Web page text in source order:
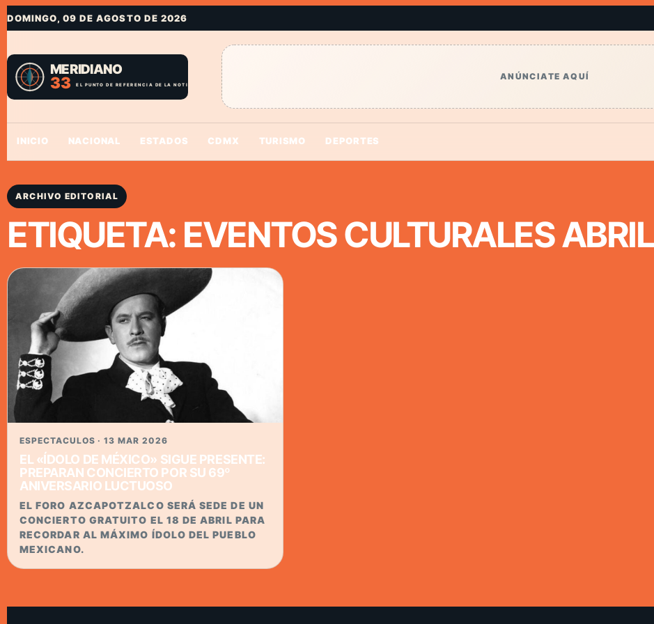
DOMINGO, 09 DE AGOSTO DE 2026
ANÚNCIATE AQUÍ
INICIO NACIONAL ESTADOS CDMX TURISMO DEPORTES
ARCHIVO EDITORIAL
ETIQUETA: EVENTOS CULTURALES ABRIL
ESPECTACULOS · 13 MAR 2026
EL «ÍDOLO DE MÉXICO» SIGUE PRESENTE:
PREPARAN CONCIERTO POR SU 69º
ANIVERSARIO LUCTUOSO
EL FORO AZCAPOTZALCO SERÁ SEDE DE UN
CONCIERTO GRATUITO EL 18 DE ABRIL PARA
RECORDAR AL MÁXIMO ÍDOLO DEL PUEBLO
MEXICANO.